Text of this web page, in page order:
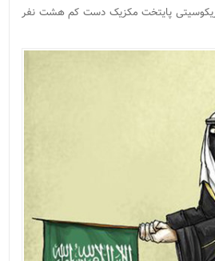
پایتخت مکزیک دست کم هشت نفر